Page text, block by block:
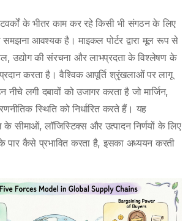
के भीतर काम कर रहे किसी भी संगठन के लिए
समझना आवश्यक है। माइकल पोर्टर द्वारा मूल रूप से
उद्योग की संरचना और लाभप्रदता के विश्लेषण के
करता है। वैश्विक आपूर्ति श्रृंखलाओं पर लागू
लगी दबावों को उजागर करता है जो मार्जिन,
स्थिति को निर्धारित करते हैं। यह
के सीमाओं, लॉजिस्टिक्स और उत्पादन निर्णयों के लिए
पार कैसे प्रभावित करता है, इसका अध्ययन करती